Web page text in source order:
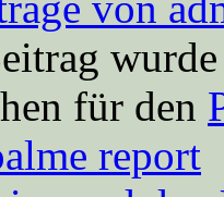
für den
report